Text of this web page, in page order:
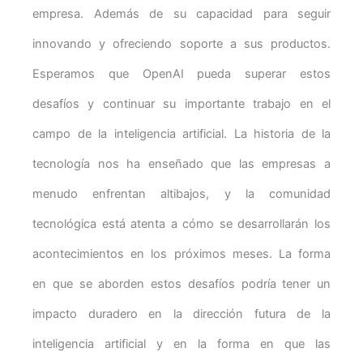
empresa. Además de su capacidad para seguir
innovando y ofreciendo soporte a sus productos.
Esperamos que OpenAI pueda superar estos
desafíos y continuar su importante trabajo en el
campo de la inteligencia artificial. La historia de la
tecnología nos ha enseñado que las empresas a
menudo enfrentan altibajos, y la comunidad
tecnológica está atenta a cómo se desarrollarán los
acontecimientos en los próximos meses. La forma
en que se aborden estos desafíos podría tener un
impacto duradero en la dirección futura de la
inteligencia artificial y en la forma en que las